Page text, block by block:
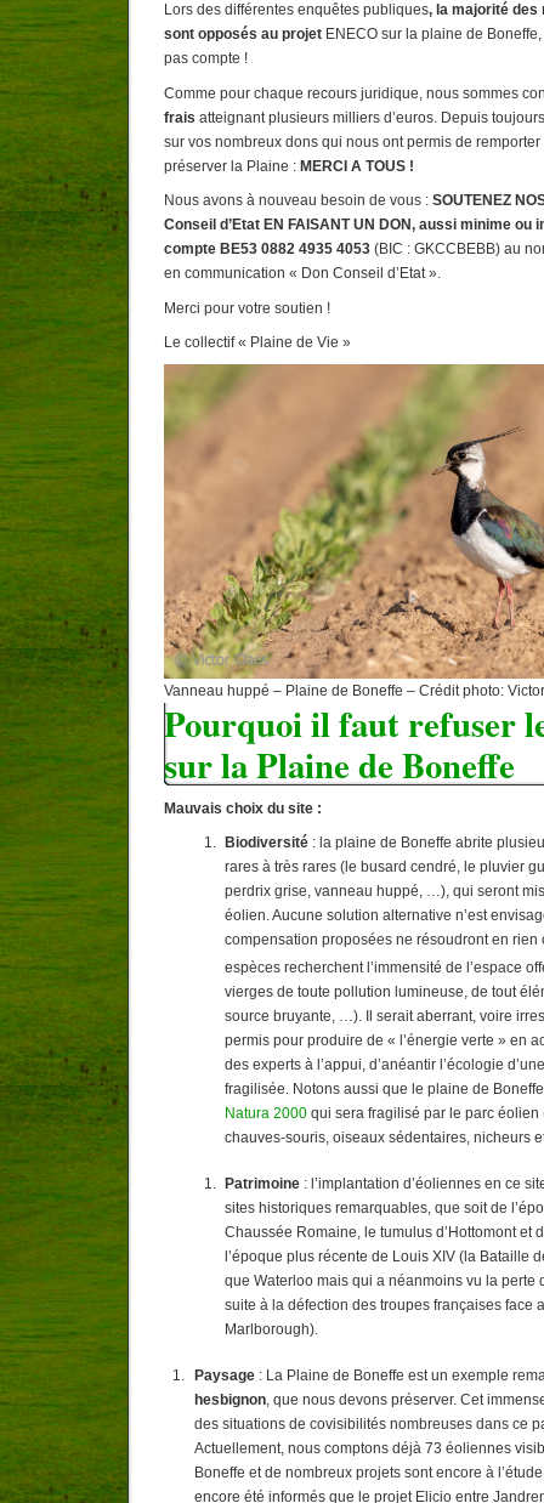
Lors des différentes enquêtes publiques, la majorité des
sont opposés au projet ENECO sur la plaine de
pas compte !
Comme pour chaque recours juridique, nous sommes
frais atteignant plusieurs milliers d’euros. Depuis
sur vos nombreux dons qui nous ont permis de
préserver la Plaine : MERCI A TOUS !
Nous avons à nouveau besoin de vous : SOUTENEZ
Conseil d’Etat EN FAISANT UN DON, aussi minime ou
compte BE53 0882 4935 4053 (BIC : GKCCBEBB) au
en communication « Don Conseil d’Etat ».
Merci pour votre soutien !
Le collectif « Plaine de Vie »
Vanneau huppé – Plaine de Boneffe – Crédit photo:
Pourquoi il faut refuser
sur la Plaine de Boneffe
Mauvais choix du site :
Biodiversité : la plaine de Boneffe abrite
rares à très rares (le busard cendré, le pluvier
perdrix grise, vanneau huppé, …), qui seront
éolien. Aucune solution alternative n’est
compensation proposées ne résoudront en rien
espèces recherchent l’immensité de l’espace
vierges de toute pollution lumineuse, de tout
source bruyante, …). Il serait aberrant, voire
permis pour produire de « l’énergie verte » en
des experts à l’appui, d’anéantir l’écologie
fragilisée. Notons aussi que le plaine de
Natura 2000 qui sera fragilisé par le parc
chauves-souris, oiseaux sédentaires, nicheurs
Patrimoine : l’implantation d’éoliennes en ce
sites historiques remarquables, que soit de
Chaussée Romaine, le tumulus d’Hottomont et
l’époque plus récente de Louis XIV (la Bataille
que Waterloo mais qui a néanmoins vu la perte
suite à la défection des troupes françaises face
Marlborough).
Paysage : La Plaine de Boneffe est un exemple
hesbignon, que nous devons préserver. Cet
des situations de covisibilités nombreuses dans ce
Actuellement, nous comptons déjà 73 éoliennes
Boneffe et de nombreux projets sont encore à
encore été informés que le projet Elicio entre